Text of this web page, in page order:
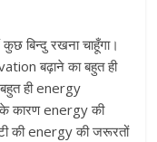
बिन्दु रखना चाहूँगा।
बढ़ाने का बहुत ही
ही energy
कारण energy की
की energy की जरूरतों